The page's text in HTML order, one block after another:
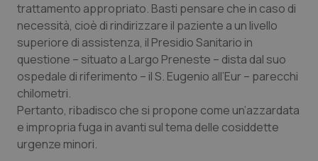
Rene & patologie urogenitali
Salute orale & impianti
Sangue & coagulazione
Tiroide
trattamento appropriato. Basti pensare che in caso di
necessità, cioè di rindirizzare il paziente a un livello
superiore di assistenza, il Presidio Sanitario in
questione – situato a Largo Preneste – dista dal suo
ospedale di riferimento – il S. Eugenio all’Eur – parecchi
chilometri.
Pertanto, ribadisco che si propone come un’azzardata
e impropria fuga in avanti sul tema delle cosiddette
urgenze minori.